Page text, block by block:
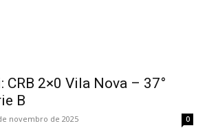
CRB 2×0 Vila Nova – 37°
B
novembro de 2025 0